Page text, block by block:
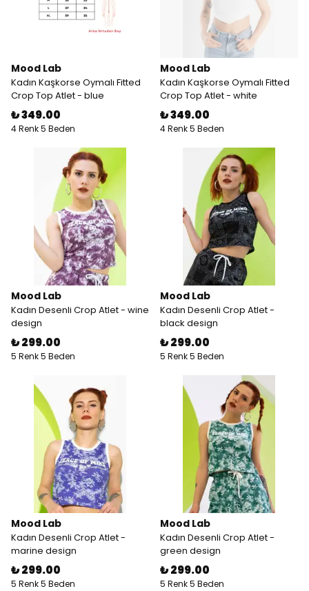
Mood Lab
Kadın Kaşkorse Oymalı Fitted
Crop Top Atlet - blue
₺ 349.00
4 Renk 5 Beden
Mood Lab
Kadın Kaşkorse Oymalı Fitted
Crop Top Atlet - white
₺ 349.00
4 Renk 5 Beden
Mood Lab
Kadın Desenli Crop Atlet - wine
design
₺ 299.00
5 Renk 5 Beden
Mood Lab
Kadın Desenli Crop Atlet -
black design
₺ 299.00
5 Renk 5 Beden
Mood Lab
Kadın Desenli Crop Atlet -
marine design
₺ 299.00
5 Renk 5 Beden
Mood Lab
Kadın Desenli Crop Atlet -
green design
₺ 299.00
5 Renk 5 Beden